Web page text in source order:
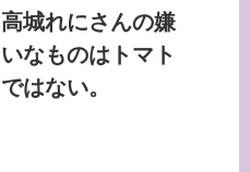
高城れにさんの嫌
いなものはトマト
ではない。